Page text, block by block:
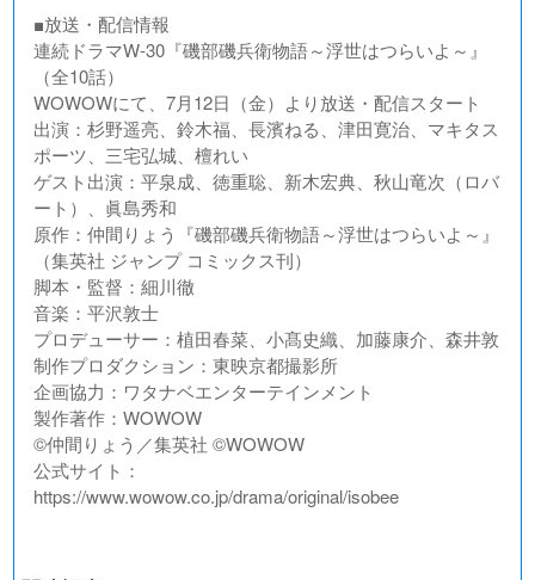
■放送・配信情報
連続ドラマW-30『磯部磯兵衛物語～浮世はつらいよ～』
（全10話）
WOWOWにて、7月12日（金）より放送・配信スタート
出演：杉野遥亮、鈴木福、長濱ねる、津田寛治、マキタス
ポーツ、三宅弘城、檀れい
ゲスト出演：平泉成、徳重聡、新木宏典、秋山竜次（ロバ
ート）、眞島秀和
原作：仲間りょう『磯部磯兵衛物語～浮世はつらいよ～』
（集英社 ジャンプ コミックス刊）
脚本・監督：細川徹
音楽：平沢敦士
プロデューサー：植田春菜、小髙史織、加藤康介、森井敦
制作プロダクション：東映京都撮影所
企画協力：ワタナベエンターテインメント
製作著作：WOWOW
©仲間りょう／集英社 ©WOWOW
公式サイト：
https://www.wowow.co.jp/drama/original/isobee